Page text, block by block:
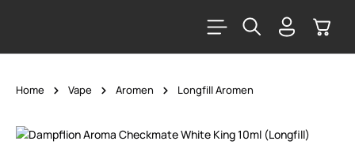
Home Vape Aromen Longfill Aromen
Bildergalerie überspringen